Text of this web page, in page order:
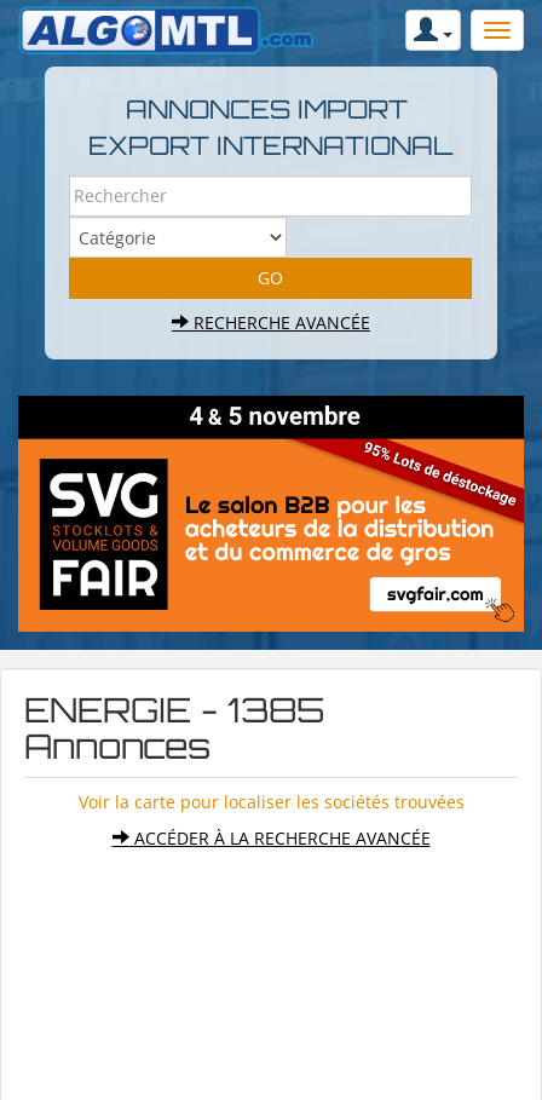
ANNONCES IMPORT
EXPORT INTERNATIONAL
RECHERCHE AVANCÉE
ENERGIE - 1385
Annonces
Voir la carte pour localiser les sociétés trouvées
ACCÉDER À LA RECHERCHE AVANCÉE